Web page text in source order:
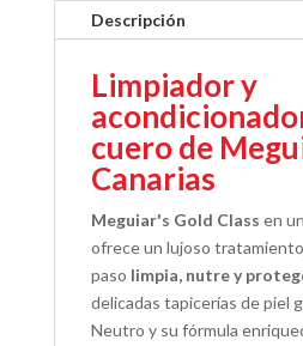
Descripción
Limpiador y
cuero de
Canarias
Meguiar's Gold Class en
ofrece un lujoso
paso limpia, nutre y
delicadas tapicerías de piel
Neutro y su fórmula